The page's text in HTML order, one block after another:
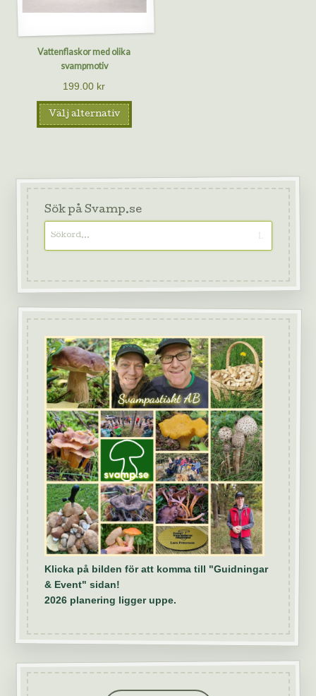
Vattenflaskor med olika
svampmotiv
199.00 kr
Välj alternativ
Sök på Svamp.se
Klicka på bilden för att komma till "Guidningar
& Event" sidan!
2026 planering ligger uppe.